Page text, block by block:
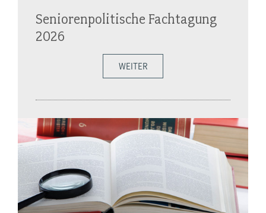
Seniorenpolitische Fachtagung
2026
WEITER